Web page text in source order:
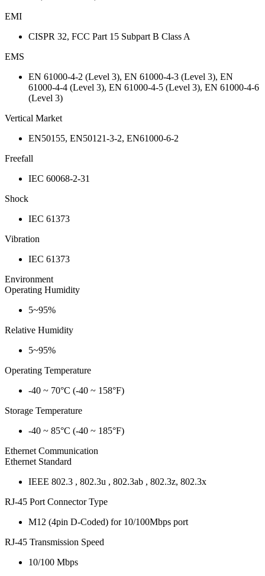
EMI
CISPR 32, FCC Part 15 Subpart B Class A
EMS
EN 61000-4-2 (Level 3), EN 61000-4-3 (Level 3), EN
61000-4-4 (Level 3), EN 61000-4-5 (Level 3), EN 61000-4-6
(Level 3)
Vertical Market
EN50155, EN50121-3-2, EN61000-6-2
Freefall
IEC 60068-2-31
Shock
IEC 61373
Vibration
IEC 61373
Environment
Operating Humidity
5~95%
Relative Humidity
5~95%
Operating Temperature
-40 ~ 70°C (-40 ~ 158°F)
Storage Temperature
-40 ~ 85°C (-40 ~ 185°F)
Ethernet Communication
Ethernet Standard
IEEE 802.3 , 802.3u , 802.3ab , 802.3z, 802.3x
RJ-45 Port Connector Type
M12 (4pin D-Coded) for 10/100Mbps port
RJ-45 Transmission Speed
10/100 Mbps